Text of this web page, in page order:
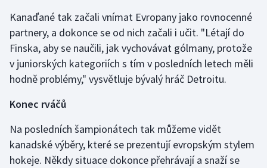
Parasport
Plavání
Plážový volejbal
Rychlobruslení
Rychlostní kanoistika
Kanaďané tak začali vnímat Evropany jako rovnocenné
partnery, a dokonce se od nich začali i učit. "Létají do
Finska, aby se naučili, jak vychovávat gólmany, protože
v juniorských kategoriích s tím v posledních letech měli
hodně problémy," vysvětluje bývalý hráč Detroitu.
Konec rváčů
Na posledních šampionátech tak můžeme vidět
kanadské výběry, které se prezentují evropským stylem
hokeje. Někdy situace dokonce přehrávají a snaží se